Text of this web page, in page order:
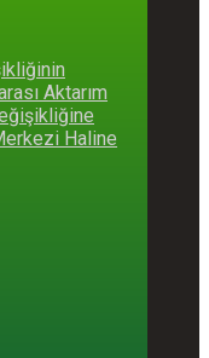
Aktarım
Haline